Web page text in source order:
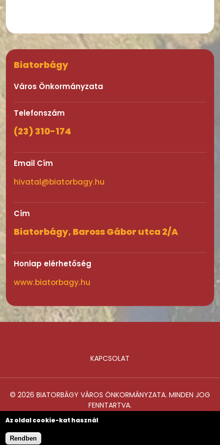
Biatorbágy
Város Önkormányzata
Telefonszám
(23) 310-174
Email Cím
hivatal@biatorbagy.hu
Cím
Biatorbágy, Baross Gábor utca 2/A
Honlap elérhetőség
www.biatorbagy.hu
KAPCSOLAT
© 2026 BIATORBÁGY VÁROS ÖNKORMÁNYZATA. MINDEN JOG
FENNTARTVA.
Az oldal cookie-kat használ
Rendben